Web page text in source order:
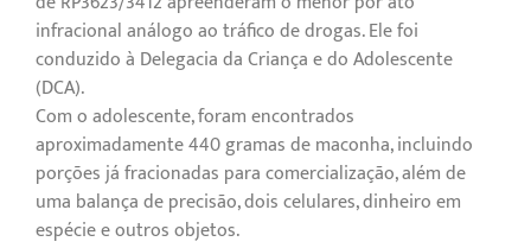
infracional análogo ao tráfico de drogas. Ele foi
conduzido à Delegacia da Criança e do Adolescente
(DCA).
Com o adolescente, foram encontrados
aproximadamente 440 gramas de maconha, incluindo
porções já fracionadas para comercialização, além de
uma balança de precisão, dois celulares, dinheiro em
espécie e outros objetos.